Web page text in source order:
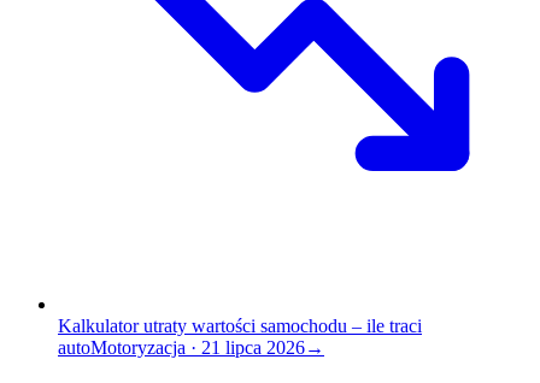
Kalkulator utraty wartości samochodu – ile traci
autoMotoryzacja · 21 lipca 2026→